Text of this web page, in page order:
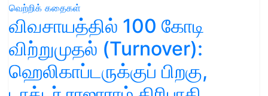
வெற்றிக் கதைகள்
விவசாயத்தில் 100 கோடி
விற்றுமுதல் (Turnover):
ஹெலிகாப்டருக்குப் பிறகு,